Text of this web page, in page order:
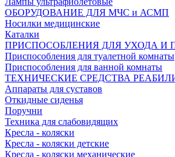
ОБОРУДОВАНИЕ ДЛЯ МЧС и АСМП
Носилки медицинские
Каталки
ПРИСПОСОБЛЕНИЯ ДЛЯ УХОДА И
Приспособления для туалетной комнаты
Приспособления для ванной комнаты
ТЕХНИЧЕСКИЕ СРЕДСТВА
Аппараты для суставов
Откидные сиденья
Поручни
Техника для слабовидящих
Кресла - коляски
Кресла - коляски детские
Кресла - коляски механические